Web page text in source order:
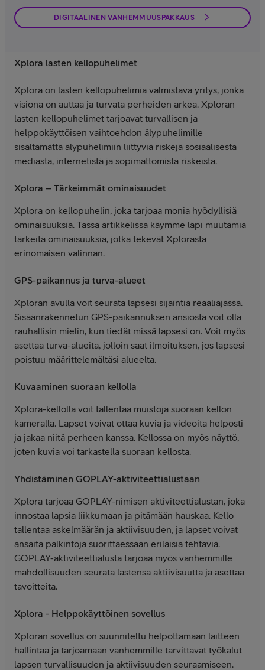
DIGITAALINEN VANHEMMUUSPAKKAUS
Xplora lasten kellopuhelimet
Xplora on lasten kellopuhelimia valmistava yritys, jonka
visiona on auttaa ja turvata perheiden arkea. Xploran
lasten kellopuhelimet tarjoavat turvallisen ja
helppokäyttöisen vaihtoehdon älypuhelimille
sisältämättä älypuhelimiin liittyviä riskejä sosiaalisesta
mediasta, internetistä ja sopimattomista riskeistä.
Xplora – Tärkeimmät ominaisuudet
Xplora on kellopuhelin, joka tarjoaa monia hyödyllisiä
ominaisuuksia. Tässä artikkelissa käymme läpi muutamia
tärkeitä ominaisuuksia, jotka tekevät Xplorasta
erinomaisen valinnan.
GPS-paikannus ja turva-alueet
Xploran avulla voit seurata lapsesi sijaintia reaaliajassa.
Sisäänrakennetun GPS-paikannuksen ansiosta voit olla
rauhallisin mielin, kun tiedät missä lapsesi on. Voit myös
asettaa turva-alueita, jolloin saat ilmoituksen, jos lapsesi
poistuu määrittelemältäsi alueelta.
Kuvaaminen suoraan kellolla
Xplora-kellolla voit tallentaa muistoja suoraan kellon
kameralla. Lapset voivat ottaa kuvia ja videoita helposti
ja jakaa niitä perheen kanssa. Kellossa on myös näyttö,
joten kuvia voi tarkastella suoraan kellosta.
Yhdistäminen GOPLAY-aktiviteettialustaan
Xplora tarjoaa GOPLAY-nimisen aktiviteettialustan, joka
innostaa lapsia liikkumaan ja pitämään hauskaa. Kello
tallentaa askelmäärän ja aktiivisuuden, ja lapset voivat
ansaita palkintoja suorittaessaan erilaisia tehtäviä.
GOPLAY-aktiviteettialusta tarjoaa myös vanhemmille
mahdollisuuden seurata lastensa aktiivisuutta ja asettaa
tavoitteita.
Xplora - Helppokäyttöinen sovellus
Xploran sovellus on suunniteltu helpottamaan laitteen
hallintaa ja tarjoamaan vanhemmille tarvittavat työkalut
lapsen turvallisuuden ja aktiivisuuden seuraamiseen.